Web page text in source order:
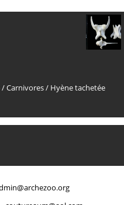
/Carnivores/ Hyène tachetée